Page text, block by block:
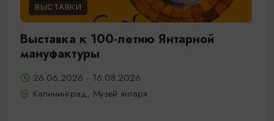
ВЫСТАВКИ
Выставка к 100-летию Янтарной
мануфактуры
26.06.2026 - 16.08.2026
Калининград, Музей янтаря